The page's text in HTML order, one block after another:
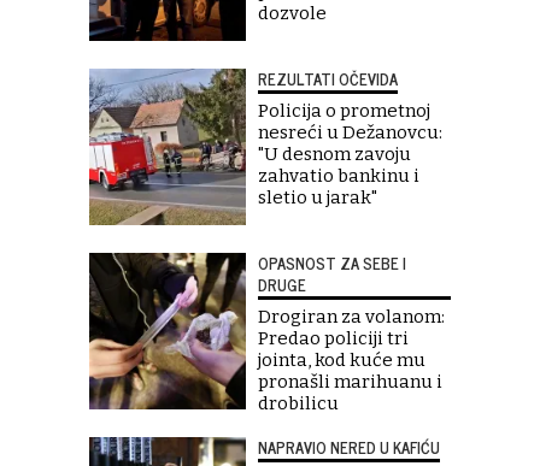
dozvole
REZULTATI OČEVIDA
Policija o prometnoj
nesreći u Dežanovcu:
"U desnom zavoju
zahvatio bankinu i
sletio u jarak"
OPASNOST ZA SEBE I
DRUGE
Drogiran za volanom:
Predao policiji tri
jointa, kod kuće mu
pronašli marihuanu i
drobilicu
NAPRAVIO NERED U KAFIĆU